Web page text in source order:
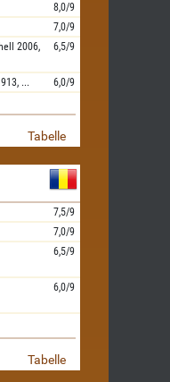
8,0/9
7,0/9
2006,
6,5/9
... 6,0/9
Tabelle
7,5/9
7,0/9
6,5/9
6,0/9
Tabelle